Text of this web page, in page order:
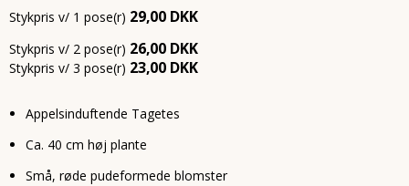
Stykpris v/ 1 pose(r) 29,00 DKK
Stykpris v/ 2 pose(r) 26,00 DKK
Stykpris v/ 3 pose(r) 23,00 DKK
Appelsinduftende Tagetes
Ca. 40 cm høj plante
Små, røde pudeformede blomster